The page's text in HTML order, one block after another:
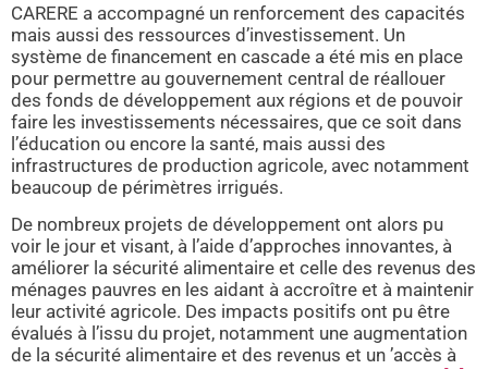
CARERE a accompagné un renforcement des capacités
mais aussi des ressources d’investissement. Un
système de financement en cascade a été mis en place
pour permettre au gouvernement central de réallouer
des fonds de développement aux régions et de pouvoir
faire les investissements nécessaires, que ce soit dans
l’éducation ou encore la santé, mais aussi des
infrastructures de production agricole, avec notamment
beaucoup de périmètres irrigués.
De nombreux projets de développement ont alors pu
voir le jour et visant, à l’aide d’approches innovantes, à
améliorer la sécurité alimentaire et celle des revenus des
ménages pauvres en les aidant à accroître et à maintenir
leur activité agricole. Des impacts positifs ont pu être
évalués à l’issu du projet, notamment une augmentation
de la sécurité alimentaire et des revenus et un ’accès à